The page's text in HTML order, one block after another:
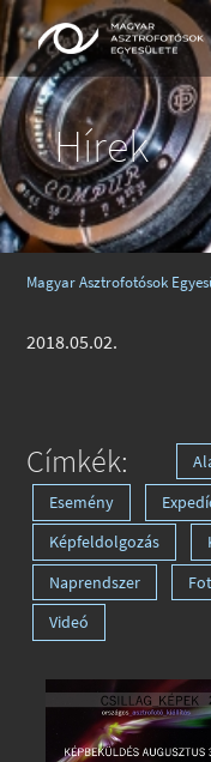
Hírek
Magyar Asztrofotósok
2018.05.02.
Címkék:
Esemény
Képfeldolgozás
Naprendszer
Videó